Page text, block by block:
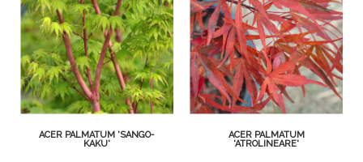
ACER PALMATUM 'SANGO-
KAKU'
ACER PALMATUM
'ATROLINEARE'